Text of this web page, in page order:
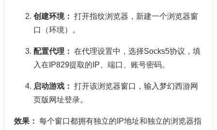
创建环境： 打开指纹浏览器，新建一个浏览器窗
口（环境）。
配置代理： 在代理设置中，选择Socks5协议，填
入在IP829提取的IP、端口、账号密码。
启动游戏： 打开该浏览器窗口，输入梦幻西游网
页版网址登录。
效果： 每个窗口都拥有独立的IP地址和独立的浏览器指